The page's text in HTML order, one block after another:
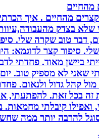
מהחיים . איך הכרתי
בצדק מהעבודה,עיוות
טוב שקרה שלי. סיפור
קצר לדוגמא: היום
מאוד. פחדתי לדבר
לא מספיק טוב. יום אחד,
גדול ולנאום. פחדתי
זאת. להפתעתי, אנשים
קיבלתי מחמאות.
להרבה יותר ממה שחשבתי.